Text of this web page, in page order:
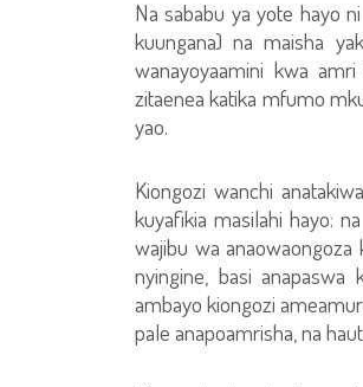
Na sababu ya yote hayo
kuungana) na maisha
wanayoyaamini kwa
zitaenea katika mfumo
yao.
Kiongozi wanchi
kuyafikia masilahi hayo:
wajibu wa
nyingine, basi
ambayo kiongozi
pale anapoamrisha, na